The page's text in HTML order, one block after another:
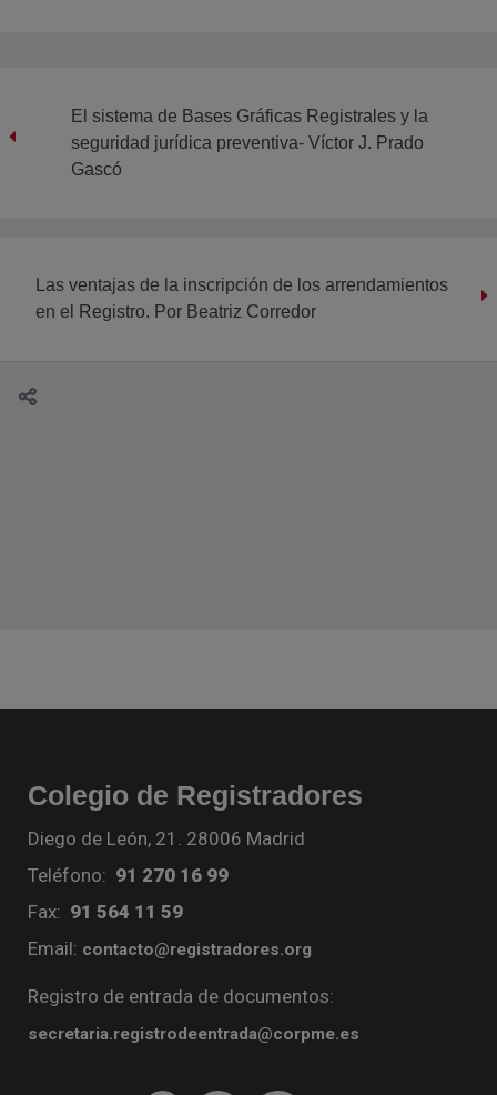
El sistema de Bases Gráficas Registrales y la
seguridad jurídica preventiva- Víctor J. Prado
Gascó
Las ventajas de la inscripción de los arrendamientos
en el Registro. Por Beatriz Corredor
Colegio de Registradores
Diego de León, 21. 28006 Madrid
Teléfono: 91 270 16 99
Fax: 91 564 11 59
Email: contacto@registradores.org
Registro de entrada de documentos:
secretaria.registrodeentrada@corpme.es